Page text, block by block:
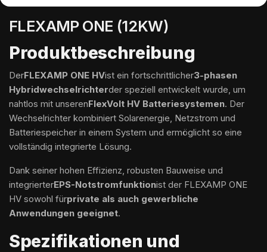
FLEXAMP ONE (12KW)
Produktbeschreibung
DerFLEXAMP ONE HVist ein fortschrittlicher3-phasen
Hybridwechselrichterder speziell entwickelt wurde, um
nahtlos mit unserenFlexVolt HV Batteriesystemen. Der
Wechselrichter kombiniert Solarenergie, Netzstrom und
Batteriespeicher in einem System und ermöglicht so eine
vollständig integrierte Lösung.
Dank seiner hohen Effizienz, robusten Bauweise und
integrierterEPS-Notstromfunktionist der FLEXAMP ONE
HV sowohl fürprivate als auch gewerbliche
Anwendungen geeignet.
Spezifikationen und